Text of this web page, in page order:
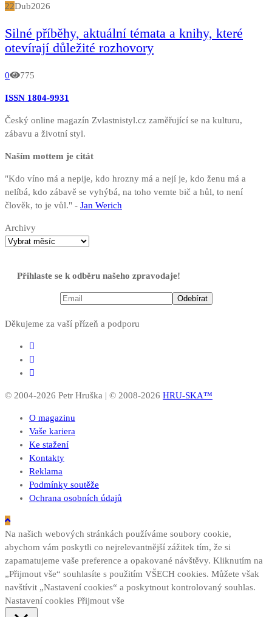
22Dub2026
Silné příběhy, aktuální témata a knihy, které
otevírají důležité rozhovory
0 775
ISSN 1804-9931
Český online magazín Zvlastnistyl.cz zaměřující se na kulturu,
zábavu a životní styl.
Naším mottem je citát
"Kdo víno má a nepije, kdo hrozny má a nejí je, kdo ženu má a
nelíbá, kdo zábavě se vyhýbá, na toho vemte bič a hůl, to není
člověk, to je vůl." - Jan Werich
Archivy
Přihlaste se k odběru našeho zpravodaje!
Děkujeme za vaší přízeň a podporu
© 2004-2026 Petr Hruška | © 2008-2026 HRU-SKA™
O magazinu
Vaše kariera
Ke stažení
Kontakty
Reklama
Podmínky soutěže
Ochrana osobních údajů
Na našich webových stránkách používáme soubory cookie,
abychom vám poskytli co nejrelevantnější zážitek tím, že si
zapamatujeme vaše preference a opakované návštěvy. Kliknutím na
„Přijmout vše“ souhlasíte s použitím VŠECH cookies. Můžete však
navštívit „Nastavení cookies“ a poskytnout kontrolovaný souhlas.
Nastavení cookies Přijmout vše